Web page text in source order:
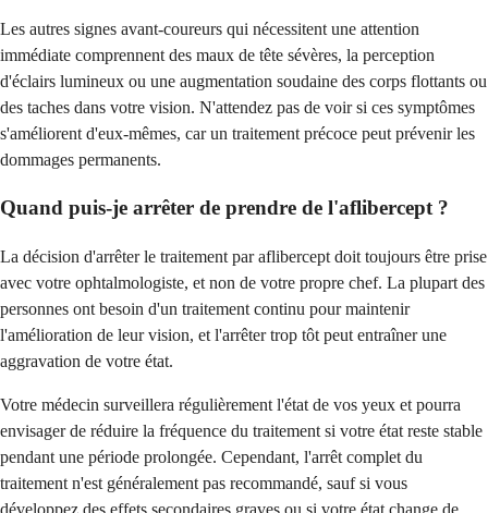
Les autres signes avant-coureurs qui nécessitent une attention
immédiate comprennent des maux de tête sévères, la perception
d'éclairs lumineux ou une augmentation soudaine des corps flottants ou
des taches dans votre vision. N'attendez pas de voir si ces symptômes
s'améliorent d'eux-mêmes, car un traitement précoce peut prévenir les
dommages permanents.
Quand puis-je arrêter de prendre de l'aflibercept ?
La décision d'arrêter le traitement par aflibercept doit toujours être prise
avec votre ophtalmologiste, et non de votre propre chef. La plupart des
personnes ont besoin d'un traitement continu pour maintenir
l'amélioration de leur vision, et l'arrêter trop tôt peut entraîner une
aggravation de votre état.
Votre médecin surveillera régulièrement l'état de vos yeux et pourra
envisager de réduire la fréquence du traitement si votre état reste stable
pendant une période prolongée. Cependant, l'arrêt complet du
traitement n'est généralement pas recommandé, sauf si vous
développez des effets secondaires graves ou si votre état change de